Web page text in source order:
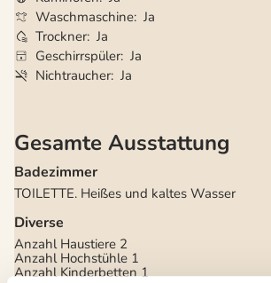
Waschmaschine Ja
Trockner Ja
Geschirrspüler Ja
Nichtraucher Ja
Gesamte Ausstattung
Badezimmer
TOILETTE. Heißes und kaltes Wasser
Diverse
Anzahl Haustiere 2
Anzahl Hochstühle 1
Anzahl Kinderbetten 1